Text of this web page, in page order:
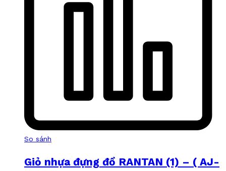
So sánh
Giỏ nhựa đựng đồ RANTAN (1) – ( AJ-